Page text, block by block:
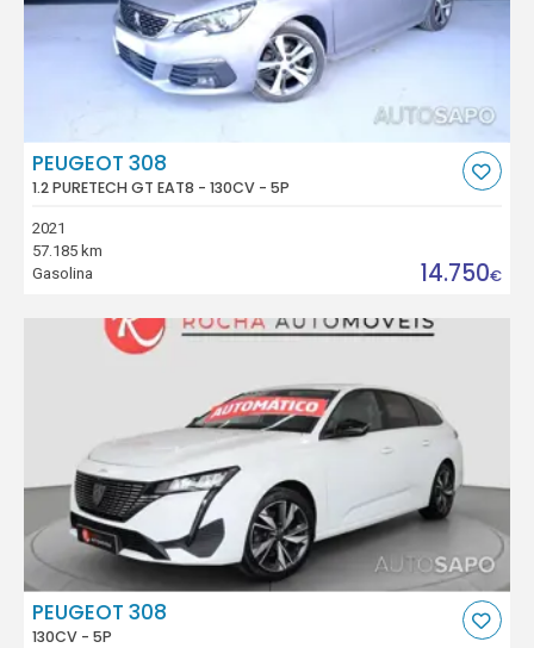
PEUGEOT 308
1.2 PURETECH GT EAT8 - 130CV - 5P
2021
57.185 km
Gasolina
14.750€
PEUGEOT 308
130CV - 5P